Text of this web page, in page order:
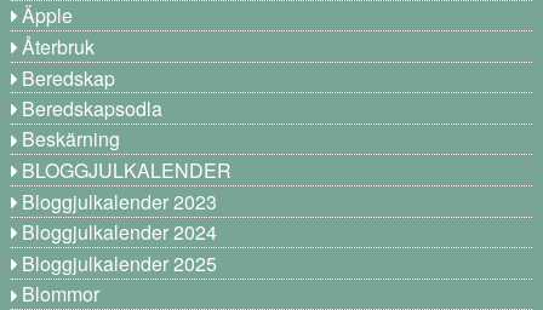
Äpple
Återbruk
Beredskap
Beredskapsodla
Beskärning
BLOGGJULKALENDER
Bloggjulkalender 2023
Bloggjulkalender 2024
Bloggjulkalender 2025
Blommor